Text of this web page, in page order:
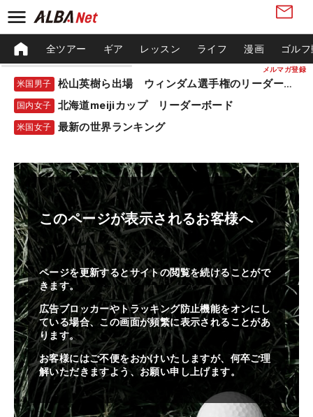
メルマガ登録
全ツアー ギア レッスン ライフ 漫画 ゴル
米国男子 松山英樹ら出場 ウィンダム選手権のリーダーボード
国内女子 北海道meijiカップ リーダーボード
米国女子 最新の世界ランキング
このページが表示されるお客様へ
ページを更新するとサイトの閲覧を続けることがで
きます。
広告ブロッカーやトラッキング防止機能をオンにし
ている場合、この画面が頻繁に表示されることがあ
ります。
お客様にはご不便をおかけいたしますが、何卒ご理
解いただきますよう、お願い申し上げます。